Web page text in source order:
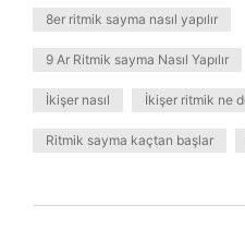
8er ritmik sayma nasıl yapılır
9 Ar Ritmik sayma Nasıl Yapılır
İkişer nasıl İkişer ritmik ne
Ritmik sayma kaçtan başlar